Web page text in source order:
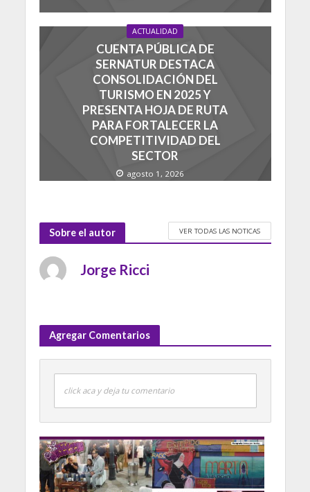
ACTUALIDAD
CUENTA PÚBLICA DE
SERNATUR DESTACA
CONSOLIDACIÓN DEL
TURISMO EN 2025 Y
PRESENTA HOJA DE RUTA
PARA FORTALECER LA
COMPETITIVIDAD DEL
SECTOR
agosto 1, 2026
Sobre el autor VER TODAS LAS NOTICAS
Jorge Ricci
Agregar Comentarios
click aca y deja tu comentario